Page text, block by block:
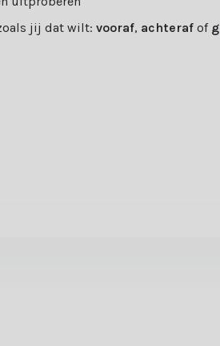
jij dat wilt:vooraf, achteraf of